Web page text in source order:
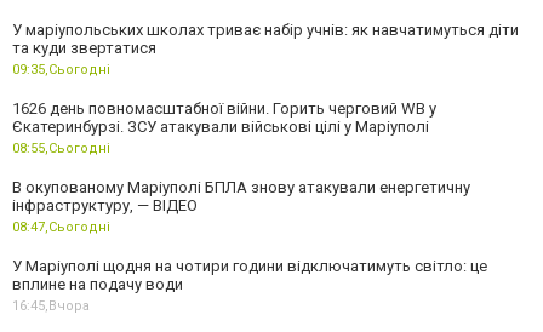
У маріупольських школах триває набір учнів: як навчатимуться діти
та куди звертатися
09:35,Сьогодні
1626 день повномасштабної війни. Горить черговий WB у
Єкатеринбурзі. ЗСУ атакували військові цілі у Маріуполі
08:55,Сьогодні
В окупованому Маріуполі БПЛА знову атакували енергетичну
інфраструктуру, — ВІДЕО
08:47,Сьогодні
У Маріуполі щодня на чотири години відключатимуть світло: це
вплине на подачу води
16:45,Вчора